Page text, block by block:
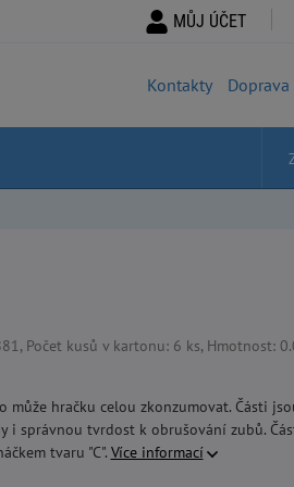
Kontakty
Počet kusů v kartonu: 6 ks, Hmotnost:
hračku celou zkonzumovat. Části
i správnou tvrdost k obrušování zubů.
tvaru "C". Více informací
MŮJ ÚČET